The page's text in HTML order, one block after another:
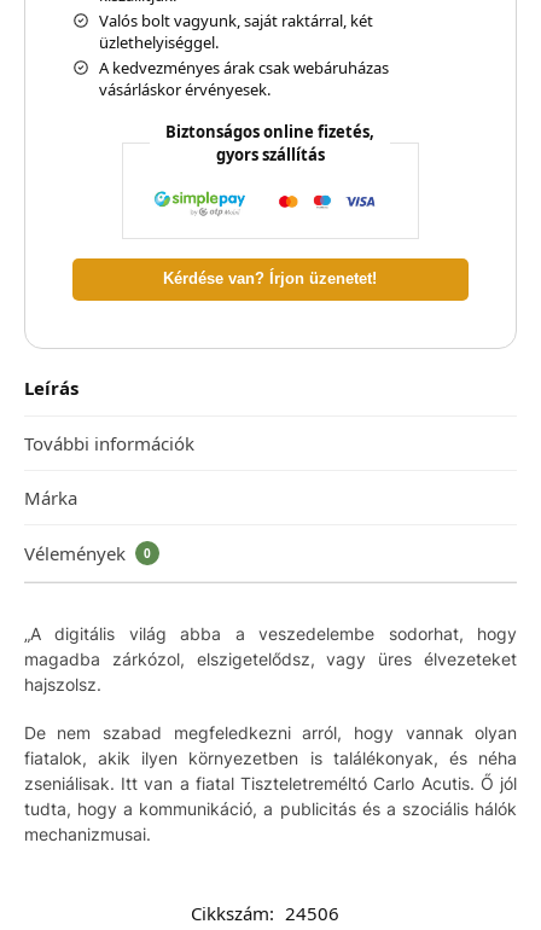
Valós bolt vagyunk, saját raktárral, két
üzlethelyiséggel.
A kedvezményes árak csak webáruházas
vásárláskor érvényesek.
Biztonságos online fizetés,
gyors szállítás
Kérdése van? Írjon üzenetet!
Leírás
További információk
Márka
Vélemények 0
„A digitális világ abba a veszedelembe sodorhat, hogy
magadba zárkózol, elszigetelődsz, vagy üres élvezeteket
hajszolsz.
De nem szabad megfeledkezni arról, hogy vannak olyan
fiatalok, akik ilyen környezetben is találékonyak, és néha
zseniálisak. Itt van a fiatal Tiszteletreméltó Carlo Acutis. Ő jól
tudta, hogy a kommunikáció, a publicitás és a szociális hálók
mechanizmusai.
Cikkszám: 24506